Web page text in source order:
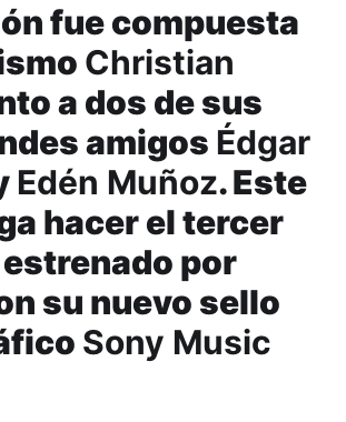
fue compuesta
Christian
a dos de sus
amigos Édgar
Edén Muñoz. Este
hacer el tercer
por
su nuevo sello
Sony Music